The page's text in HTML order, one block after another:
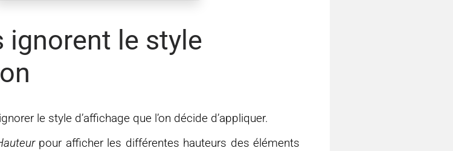
ignorent le style
le style d’affichage que l’on décide d’appliquer.
pour afficher les différentes hauteurs des éléments